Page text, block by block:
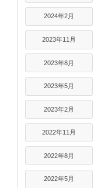
2024年2月
2023年11月
2023年8月
2023年5月
2023年2月
2022年11月
2022年8月
2022年5月